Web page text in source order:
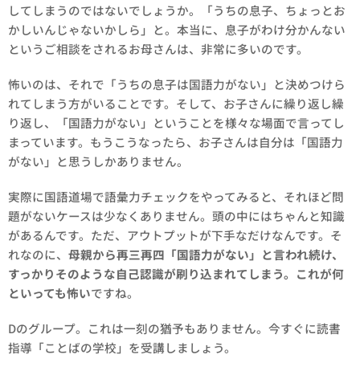
してしまうのではないでしょうか。「うちの息子、ちょっとお
かしいんじゃないかしら」と。本当に、息子がわけ分かんない
というご相談をされるお母さんは、非常に多いのです。
怖いのは、それで「うちの息子は国語力がない」と決めつけら
れてしまう方がいることです。そして、お子さんに繰り返し繰
り返し、「国語力がない」ということを様々な場面で言ってし
まっています。もうこうなったら、お子さんは自分は「国語力
がない」と思うしかありません。
実際に国語道場で語彙力チェックをやってみると、それほど問
題がないケースは少なくありません。頭の中にはちゃんと知識
があるんです。ただ、アウトプットが下手なだけなんです。そ
れなのに、 母親から再三再四「国語力がない」と言われ続け、
すっかりそのような自己認識が刷り込まれてしまう。これが何
といっても怖いですね。
Dのグループ。これは一刻の猶予もありません。今すぐに読書
指導「ことばの学校」を受講しましょう。